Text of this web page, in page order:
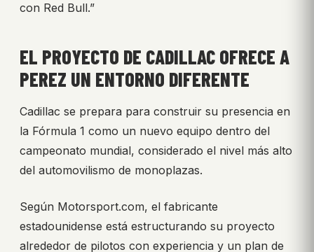
con Red Bull.”
EL PROYECTO DE CADILLAC OFRECE A
PEREZ UN ENTORNO DIFERENTE
Cadillac se prepara para construir su presencia en
la Fórmula 1 como un nuevo equipo dentro del
campeonato mundial, considerado el nivel más alto
del automovilismo de monoplazas.
Según Motorsport.com, el fabricante
estadounidense está estructurando su proyecto
alrededor de pilotos con experiencia y un plan de